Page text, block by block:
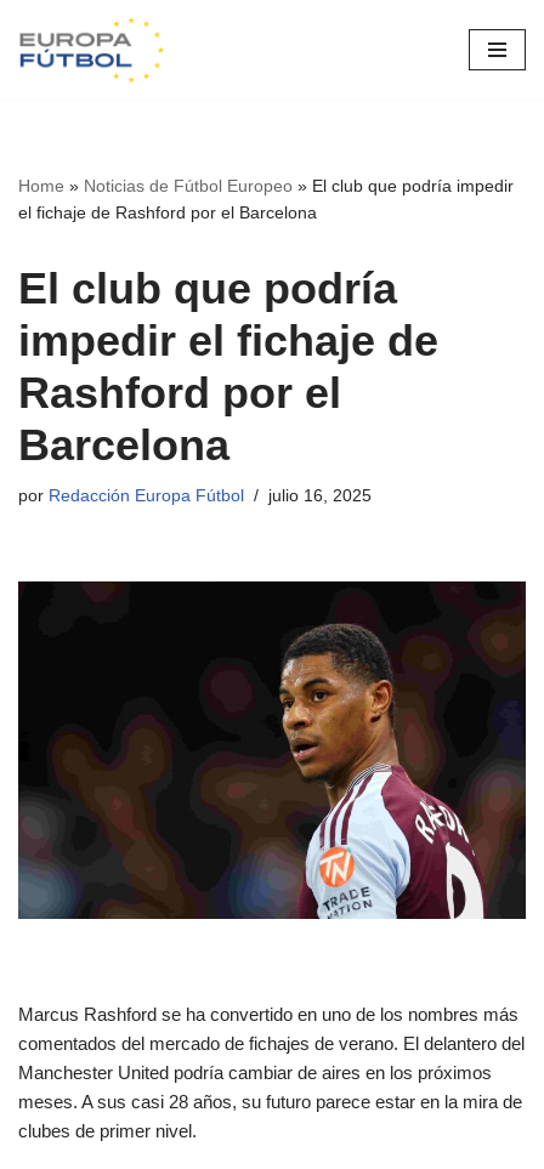
Saltar
Home » Noticias de Fútbol Europeo » El club que podría impedir
el fichaje de Rashford por el Barcelona
El club que podría
impedir el fichaje de
Rashford por el
Barcelona
por Redacción Europa Fútbol julio 16, 2025
Marcus Rashford se ha convertido en uno de los nombres más
comentados del mercado de fichajes de verano. El delantero del
Manchester United podría cambiar de aires en los próximos
meses. A sus casi 28 años, su futuro parece estar en la mira de
clubes de primer nivel.